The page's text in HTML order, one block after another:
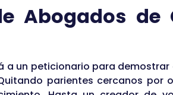
Abogados de
a un peticionario para
parientes cercanos por